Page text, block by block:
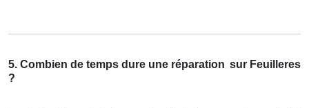
5. Combien de temps dure une réparation sur Feuilleres
?